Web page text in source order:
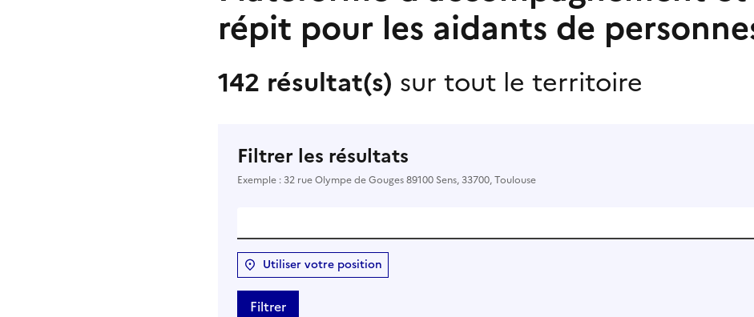
répit pour les aidants de
142 résultat(s) sur tout le territoire
Filtrer les résultats
Exemple : 32 rue Olympe de Gouges 89100 Sens, 33700, Toulouse
Utiliser votre position
Filtrer